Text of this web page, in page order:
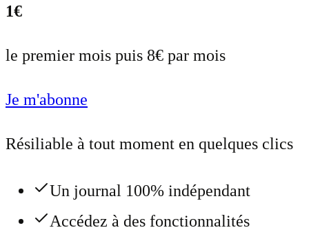
1€
le premier mois puis 8€ par mois
Je m'abonne
Résiliable à tout moment en quelques clics
Un journal 100% indépendant
Accédez à des fonctionnalités